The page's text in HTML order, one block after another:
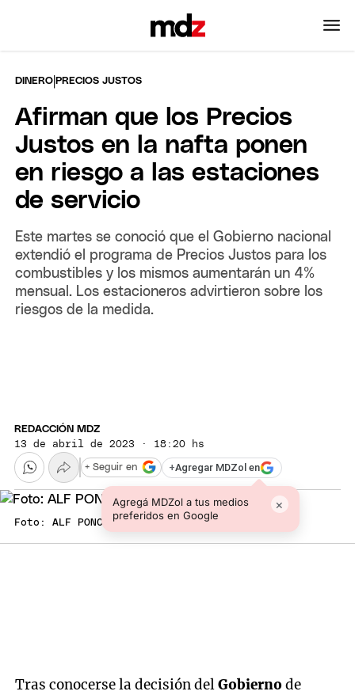
DINERO |PRECIOS JUSTOS
Afirman que los Precios
Justos en la nafta ponen
en riesgo a las estaciones
de servicio
Este martes se conoció que el Gobierno nacional
extendió el programa de Precios Justos para los
combustibles y los mismos aumentarán un 4%
mensual. Los estacioneros advirtieron sobre los
riesgos de la medida.
REDACCIÓN MDZ
13 de abril de 2023 · 18:20 hs
+Agregar MDZol en
Agregá MDZol a tus medios
preferidos en Google
×
+ Seguir en
Foto: ALF PONCE MERCADO / MDZ
Tras conocerse la decisión delGobiernode